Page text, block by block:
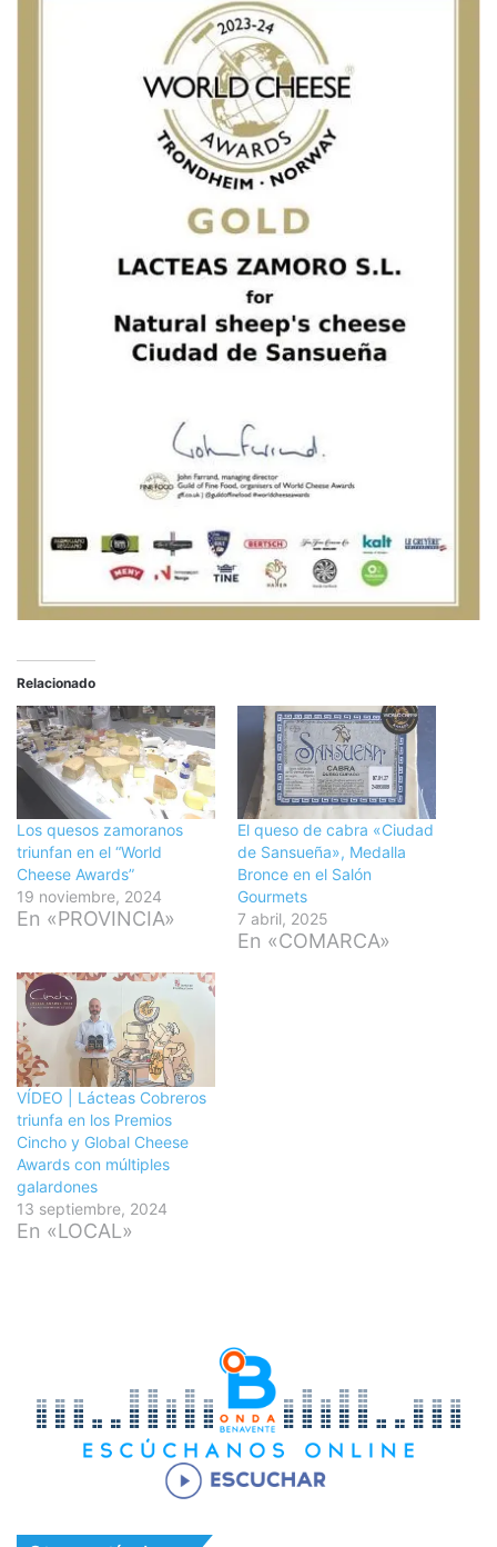
Relacionado
Los quesos zamoranos
triunfan en el “World
Cheese Awards”
19 noviembre, 2024
En «PROVINCIA»
El queso de cabra «Ciudad
de Sansueña», Medalla
Bronce en el Salón
Gourmets
7 abril, 2025
En «COMARCA»
VÍDEO | Lácteas Cobreros
triunfa en los Premios
Cincho y Global Cheese
Awards con múltiples
galardones
13 septiembre, 2024
En «LOCAL»